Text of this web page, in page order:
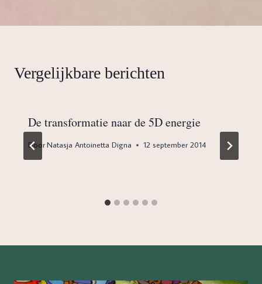
Vergelijkbare berichten
De transformatie naar de 5D energie
DoorNatasja Antoinetta Digna 12 september 2014